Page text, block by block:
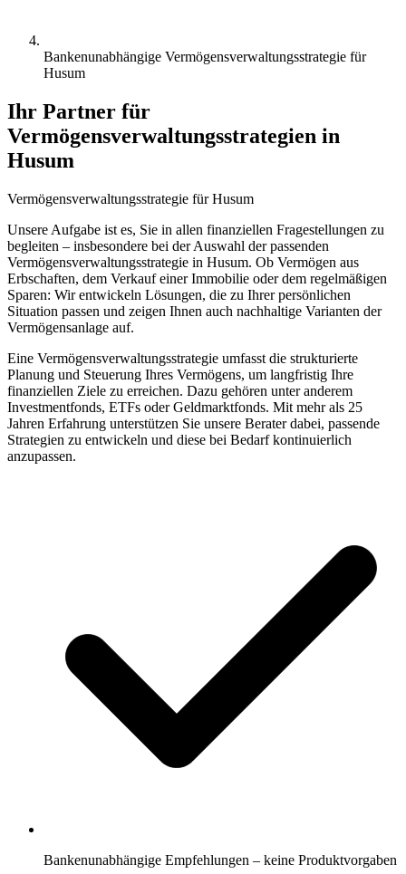
Bankenunabhängige Vermögensverwaltungsstrategie für
Husum
Ihr Partner für
Vermögensverwaltungsstrategien in
Husum
Vermögensverwaltungsstrategie fürHusum
Unsere Aufgabe ist es, Sie in allen finanziellen Fragestellungen zu
begleiten – insbesondere bei der Auswahl der passenden
Vermögensverwaltungsstrategie in Husum. Ob Vermögen aus
Erbschaften, dem Verkauf einer Immobilie oder dem regelmäßigen
Sparen: Wir entwickeln Lösungen, die zu Ihrer persönlichen
Situation passen und zeigen Ihnen auch nachhaltige Varianten der
Vermögensanlage auf.
Eine Vermögensverwaltungsstrategie umfasst die strukturierte
Planung und Steuerung Ihres Vermögens, um langfristig Ihre
finanziellen Ziele zu erreichen. Dazu gehören unter anderem
Investmentfonds, ETFs oder Geldmarktfonds. Mit mehr als 25
Jahren Erfahrung unterstützen Sie unsere Berater dabei, passende
Strategien zu entwickeln und diese bei Bedarf kontinuierlich
anzupassen.
Bankenunabhängige Empfehlungen – keine Produktvorgaben